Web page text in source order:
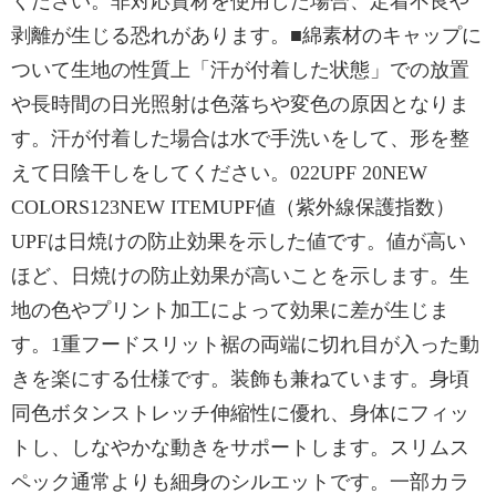
剥離が生じる恐れがあります。■綿素材のキャップに
ついて生地の性質上「汗が付着した状態」での放置
や長時間の日光照射は色落ちや変色の原因となりま
す。汗が付着した場合は水で手洗いをして、形を整
えて日陰干しをしてください。022UPF 20NEW
COLORS123NEW ITEMUPF値（紫外線保護指数）
UPFは日焼けの防止効果を示した値です。値が高い
ほど、日焼けの防止効果が高いことを示します。生
地の色やプリント加工によって効果に差が生じま
す。1重フードスリット裾の両端に切れ目が入った動
きを楽にする仕様です。装飾も兼ねています。身頃
同色ボタンストレッチ伸縮性に優れ、身体にフィッ
トし、しなやかな動きをサポートします。スリムス
ペック通常よりも細身のシルエットです。一部カラ